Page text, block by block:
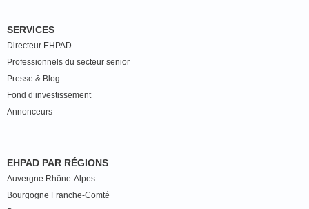
SERVICES
Directeur EHPAD
Professionnels du secteur senior
Presse & Blog
Fond d’investissement
Annonceurs
EHPAD PAR RÉGIONS
Auvergne Rhône-Alpes
Bourgogne Franche-Comté